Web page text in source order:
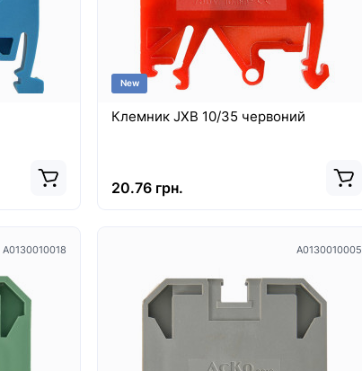
New
Клемник JXB 10/35 червоний
20.76 грн.
A0130010018 A0130010005